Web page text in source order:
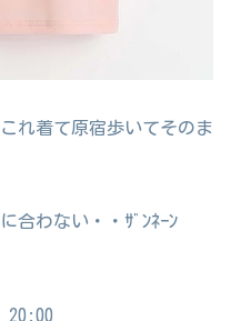
れ着て原宿歩いてそのま
合わない・・ｻﾞﾝﾈｰﾝ
20:00